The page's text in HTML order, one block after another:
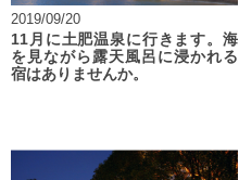
2019/09/20
11月に土肥温泉に行きます。海
を見ながら露天風呂に浸かれる
宿はありませんか。